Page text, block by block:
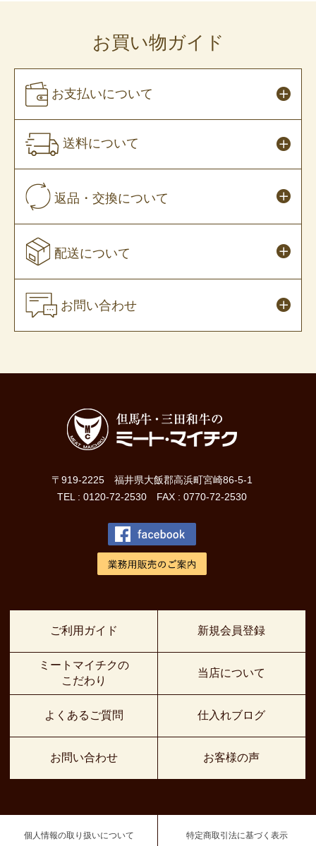
お買い物ガイド
お支払いについて
送料について
返品・交換について
配送について
お問い合わせ
〒919-2225 福井県大飯郡高浜町宮崎86-5-1
TEL : 0120-72-2530 FAX : 0770-72-2530
ご利用ガイド
ミートマイチクの
こだわり
よくあるご質問
お問い合わせ
新規会員登録
当店について
仕入れブログ
お客様の声
個人情報の取り扱いについて 特定商取引法に基づく表示